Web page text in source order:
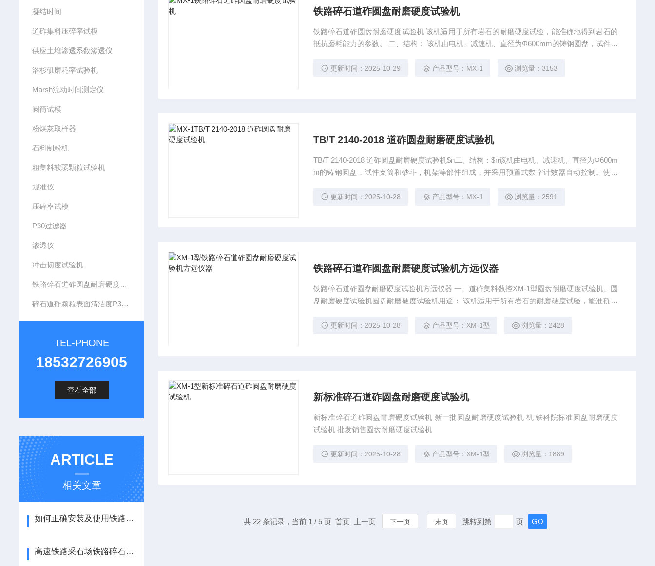
凝结时间
道砟集料压碎率试模
供应土壤渗透系数渗透仪
洛杉矶磨耗率试验机
Marsh流动时间测定仪
圆筒试模
粉煤灰取样器
石料制粉机
粗集料软弱颗粒试验机
规准仪
压碎率试模
P30过滤器
渗透仪
冲击韧度试验机
铁路碎石道砟圆盘耐磨硬度试验机
碎石道砟颗粒表面清洁度P30玻璃过滤器
TEL-PHONE
18532726905
查看全部
ARTICLE
相关文章
如何正确安装及使用铁路碎石道砟圆盘耐磨硬度试验机
高速铁路采石场铁路碎石道砟圆盘耐磨硬度试验机应用
铁路碎石道砟圆盘耐磨硬度试验机
铁路碎石道砟圆盘耐磨硬度试验机 该机适用于所有岩石的耐磨硬度试验，能准确地得到岩石的
抵抗磨耗能力的参数。 二、结构： 该机由电机、减速机、直径为Φ600mm的铸钢圆盘，试件支
的转进行工作。
更新时间：2025-10-29 产品型号：MX-1 浏览量：3153
TB/T 2140-2018 道砟圆盘耐磨硬度试验机
TB/T 2140-2018 道砟圆盘耐磨硬度试验机$n二、结构：$n该机由电机、减速机、直径为Φ600m
m的铸钢圆盘，试件支筒和砂斗，机架等部件组成，并采用预置式数字计数器自动控制。使圆
速：30-33转/分$n新XM-1型圆盘耐磨硬度试验机现货
更新时间：2025-10-28 产品型号：MX-1 浏览量：2591
铁路碎石道砟圆盘耐磨硬度试验机方远仪器
铁路碎石道砟圆盘耐磨硬度试验机方远仪器 一、道砟集料数控XM-1型圆盘耐磨硬度试验机、圆
盘耐磨硬度试验机圆盘耐磨硬度试验机用途： 该机适用于所有岩石的耐磨硬度试验，能准确地
盘，试件支筒和砂斗，机架等部件组成，并采用预置式数字计数器自动控制。使圆盘按稳定的
更新时间：2025-10-28 产品型号：XM-1型 浏览量：2428
新标准碎石道砟圆盘耐磨硬度试验机
新标准碎石道砟圆盘耐磨硬度试验机 新一批圆盘耐磨硬度试验机 机 铁科院标准圆盘耐磨硬度
试验机 批发销售圆盘耐磨硬度试验机
更新时间：2025-10-28 产品型号：XM-1型 浏览量：1889
共 22 条记录，当前 1 / 5 页 首页 上一页 下一页 末页 跳转到第 页